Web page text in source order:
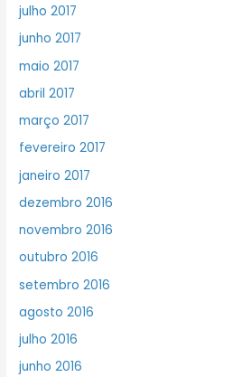
julho 2017
junho 2017
maio 2017
abril 2017
março 2017
fevereiro 2017
janeiro 2017
dezembro 2016
novembro 2016
outubro 2016
setembro 2016
agosto 2016
julho 2016
junho 2016